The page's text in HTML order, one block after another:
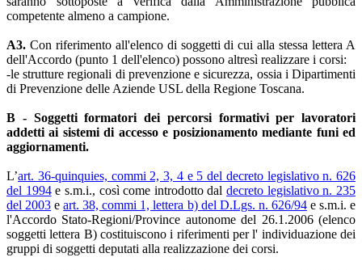
competente almeno a campione.
A3. Con riferimento all'elenco di soggetti di cui alla stessa lettera A
dell'Accordo (punto 1 dell'elenco) possono altresì realizzare i corsi:
-le strutture regionali di prevenzione e sicurezza, ossia i Dipartimenti
di Prevenzione delle Aziende USL della Regione Toscana.
B - Soggetti formatori dei percorsi formativi per lavoratori
addetti ai sistemi di accesso e posizionamento mediante funi ed
aggiornamenti.
L’art. 36-quinquies, commi 2, 3, 4 e 5 del decreto legislativo n. 626
del 1994e s.m.i., così come introdotto daldecreto legislativo n. 235
del 2003 eart. 38, commi 1, lettera b) del D.Lgs. n. 626/94e s.m.i. e
l'Accordo Stato-Regioni/Province autonome del 26.1.2006 (elenco
soggetti lettera B) costituiscono i riferimenti per l' individuazione dei
gruppi di soggetti deputati alla realizzazione dei corsi.